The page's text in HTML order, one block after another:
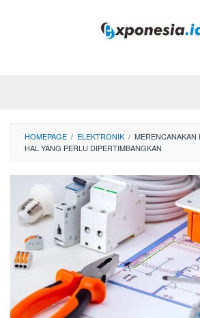
HOMEPAGE / ELEKTRONIK / MERENCANAKAN
HAL YANG PERLU DIPERTIMBANGKAN